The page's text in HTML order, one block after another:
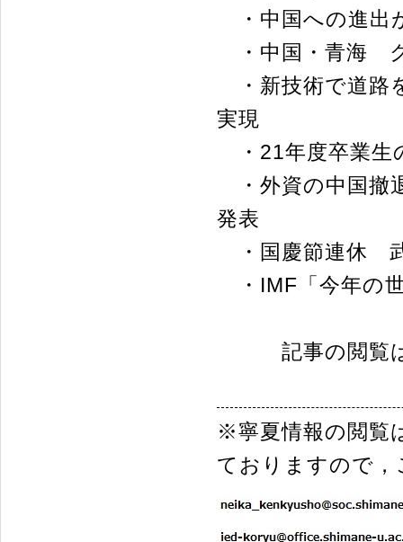
・中国への進出
・中国・青海
・新技術で道路
実現
・21年度卒業生
・外資の中国撤
発表
・国慶節連休
・IMF「今年の
記事の閲
※寧夏情報の閲覧
ておりますので，